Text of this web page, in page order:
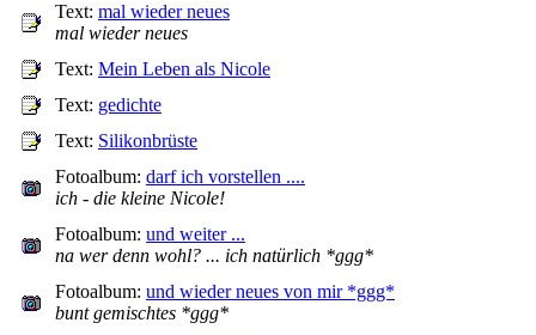
Text: mal wieder neues
mal wieder neues
Text: Mein Leben als Nicole
Text: gedichte
Text: Silikonbrüste
Fotoalbum: darf ich vorstellen ....
ich - die kleine Nicole!
Fotoalbum: und weiter ...
na wer denn wohl? ... ich natürlich *ggg*
Fotoalbum: und wieder neues von mir *ggg*
bunt gemischtes *ggg*